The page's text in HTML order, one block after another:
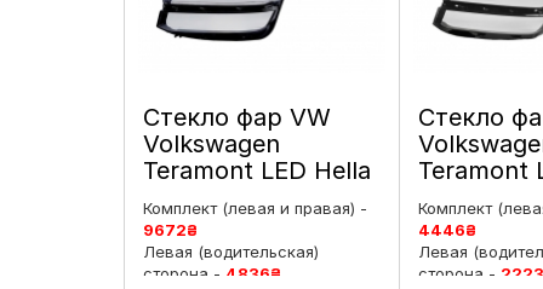
Стекло фар VW
Volkswagen
Teramont LED Hella
(2016-2020)
дорестайлинг
левое и правое
Комплект (левая и правая) -
9672₴
Левая (водительская)
сторона - 4836₴
Стекло
Teramont
(2016-2020)
левое и
Комплект
4446₴
Левая
сторона - 2223